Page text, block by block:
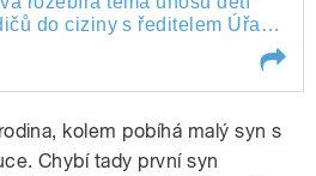
do ciziny s ředitelem Úřadu
ochranu dětí Z.
Reportáž o otci, který se už 5
kolem pobíhá malý syn s
Chybí tady první syn